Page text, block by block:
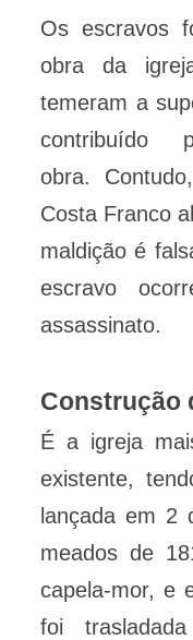
Os escravos
obra da
temeram a
obra.
Costa Franco
maldição é
escravo
assassinato.
Construção
É a igreja
existente,
lançada em 2
meados de
capela-mor, e
foi